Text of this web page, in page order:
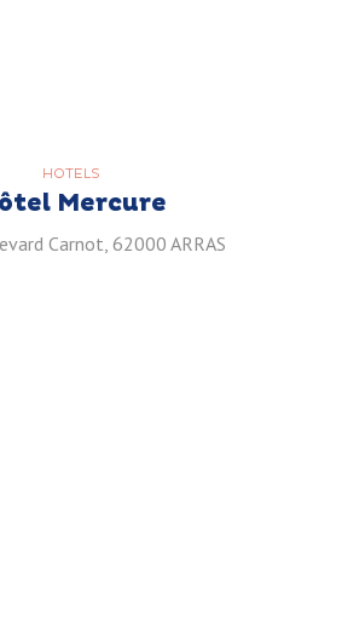
HOTELS
Mercure
Carnot, 62000 ARRAS